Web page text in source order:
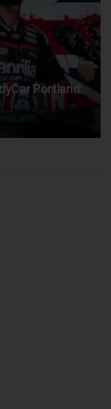
Portland: